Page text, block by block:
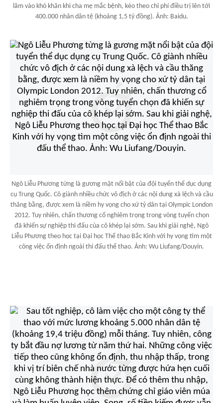
lâm vào khó khăn khi cha mẹ mắc bệnh, kéo theo chi phí điều trị lên tới
400.000 nhân dân tệ (khoảng 1,5 tỷ đồng). Ảnh: Baidu.
Ngô Liễu Phương từng là gương mặt nổi bật của đội tuyển thể dục dụng
cụ Trung Quốc. Cô giành nhiều chức vô địch ở các nội dung xà lệch và cầu
thăng bằng, được xem là niềm hy vọng cho xứ tỷ dân tại Olympic London
2012. Tuy nhiên, chấn thương cổ nghiêm trọng trong vòng tuyển chọn
đã khiến sự nghiệp thi đấu của cô khép lại sớm. Sau khi giải nghệ, Ngô
Liễu Phương theo học tại Đại học Thể thao Bắc Kinh với hy vọng tìm một
công việc ổn định ngoài thi đấu thể thao. Ảnh: Wu Liufang/Douyin.